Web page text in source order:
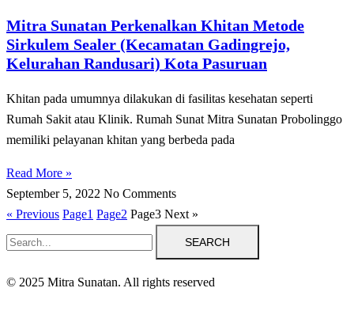
Mitra Sunatan Perkenalkan Khitan Metode
Sirkulem Sealer (Kecamatan Gadingrejo,
Kelurahan Randusari) Kota Pasuruan
Khitan pada umumnya dilakukan di fasilitas kesehatan seperti
Rumah Sakit atau Klinik. Rumah Sunat Mitra Sunatan Probolinggo
memiliki pelayanan khitan yang berbeda pada
Read More »
September 5, 2022 No Comments
« Previous Page1 Page2 Page3 Next »
SEARCH
© 2025 Mitra Sunatan. All rights reserved